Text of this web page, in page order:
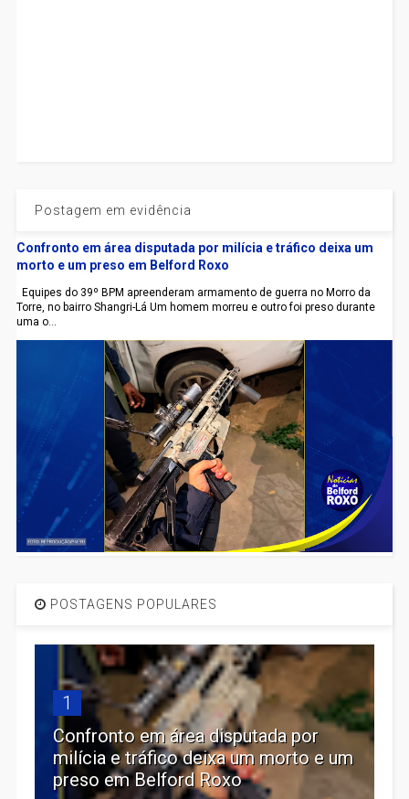
Postagem em evidência
Confronto em área disputada por milícia e tráfico deixa um
morto e um preso em Belford Roxo
Equipes do 39º BPM apreenderam armamento de guerra no Morro da
Torre, no bairro Shangri-Lá Um homem morreu e outro foi preso durante
uma o...
POSTAGENS POPULARES
1
Confronto em área disputada por
milícia e tráfico deixa um morto e um
preso em Belford Roxo